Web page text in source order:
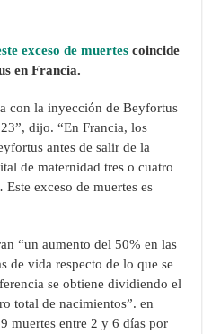
exceso de muertes coincide
en Francia.
con la inyección de Beyfortus
dijo. “En Francia, los
antes de salir de la
de maternidad tres o cuatro
exceso de muertes es
“un aumento del 50% en las
de vida respecto de lo que se
se obtiene dividiendo el
total de nacimientos”. en
muertes entre 2 y 6 días por